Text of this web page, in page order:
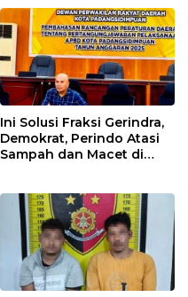
Ini Solusi Fraksi Gerindra,
Demokrat, Perindo Atasi
Sampah dan Macet di